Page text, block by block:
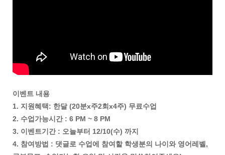
이벤트 내용
1. 지원혜택: 한달 (20분x주2회x4주) 무료수업
2. 수업가능시간 : 6 PM ~ 8 PM
3. 이벤트기간 : 오늘부터 12/10(수) 까지
4. 참여방법 : 댓글로 수업에 참여할 학생분의 나이와 영어레벨,